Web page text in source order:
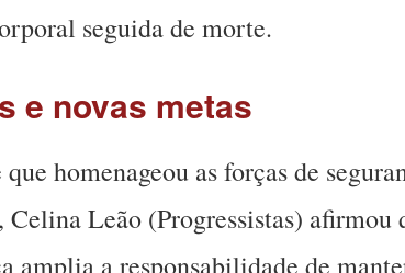
seguida de morte.
e novas metas
homenageou as forças de
Celina Leão (Progressistas) afirmou
amplia a responsabilidade de